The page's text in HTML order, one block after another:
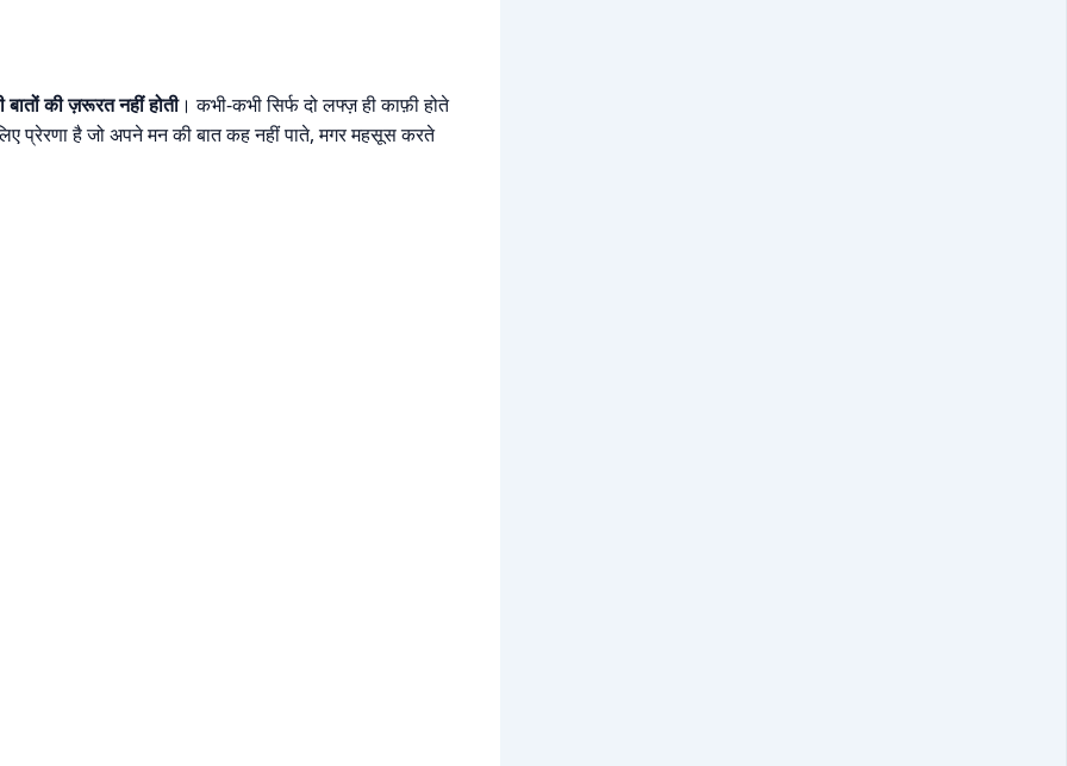
की ज़रूरत नहीं होती। कभी-कभी सिर्फ दो लफ्ज़ ही काफ़ी होते
प्रेरणा है जो अपने मन की बात कह नहीं पाते, मगर महसूस करते